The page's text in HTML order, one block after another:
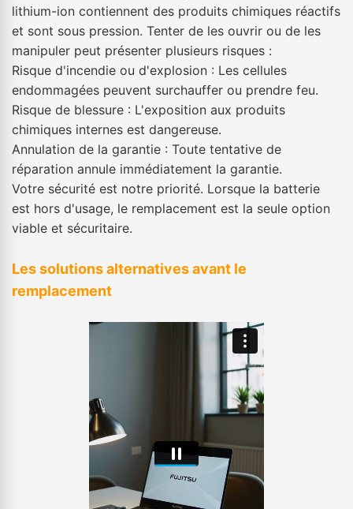
lithium-ion contiennent des produits chimiques réactifs
et sont sous pression. Tenter de les ouvrir ou de les
manipuler peut présenter plusieurs risques :
Risque d'incendie ou d'explosion : Les cellules
endommagées peuvent surchauffer ou prendre feu.
Risque de blessure : L'exposition aux produits
chimiques internes est dangereuse.
Annulation de la garantie : Toute tentative de
réparation annule immédiatement la garantie.
Votre sécurité est notre priorité. Lorsque la batterie
est hors d'usage, le remplacement est la seule option
viable et sécuritaire.
Les solutions alternatives avant le
remplacement